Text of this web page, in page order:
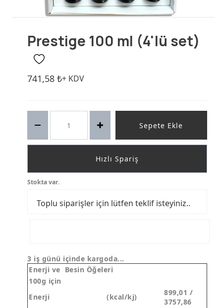
Prestige 100 ml (4'lü set)
741,58 ₺+ KDV
Sepete Ekle
Hızlı Spariş
Stokta var.
Toplu siparişler için lütfen teklif isteyiniz..
3 iş günü içinde kargoda...
Enerji ve Besin Öğeleri
100g için
Enerji
(kcal/kj)
899,01 /
3757,86